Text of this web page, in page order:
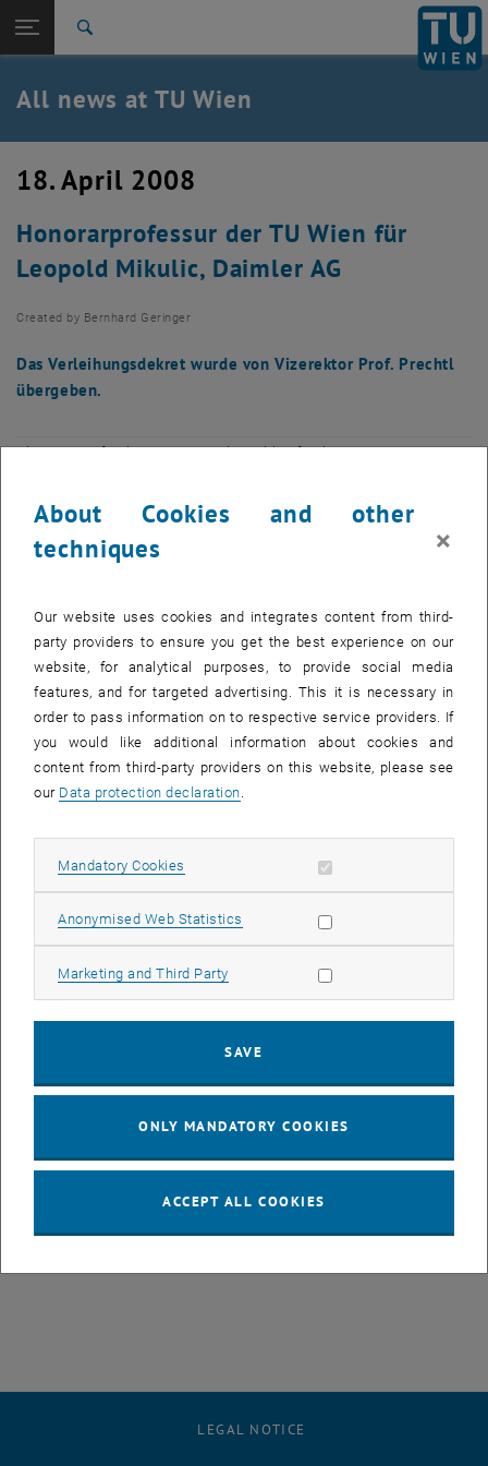
TU Login
Quicklinks
Toggle quicklinks menu
Studies
Career
Back: list subpages of parent page TU Wien Homepage
Back to:
TU Wien Homepage
Overview
All news at TU Wien
18. April 2008
Honorarprofessur der TU Wien für
Leopold Mikulic, Daimler AG
Created by Bernhard Geringer
Das Verleihungsdekret wurde von Vizerektor Prof. Prechtl
übergeben.
The images for this item are only visible after login.
Dr. Leopold Mikulic, Leiter Programm-Management und Entwicklung
PKW-Motoren und Triebstrang der Mercedes-Benz Cars Group,
wurde am 8. April 2008 im Rahmen einer Feier die Honorarprofessur
verliehen.
Mikulic, geboren 1952 in Wien, studierte Maschinenbau an der
Technischen Universität Wien und promovierte mit der Dissertation
„Katalytische Abgasreinigung an kleinvolumigen
Zweitaktottomotoren“. Seine weitere berufliche Laufbahn führte ihn
über die AVL-List GmbH in Graz, Mercedes Benz AG, die Audi AG
Ingolstadt und die Deutz AG Köln im Jahre 2001 wieder nach
Stuttgart zu seiner aktuellen Funktion bei der Daimler AG.
Prof. Mikulic wird am Institut für Verbrennungskraftmaschinen und
Kraftfahrzeugbau der TU Wien ab dem Sommersemester 2008 die
Studenten einen breit gefächerten Einblick in diese aktuelle
alternativen Kraftstoffen bzw. Energiespeichern und weiter
Die TU Wien ergänzt damit die Reihe hochkarätiger Fachleute aus
Einblick in den aktuellen Stand der Entwicklung, sowie in
Zukunftstrends geben und neben wissenschaftlich-technischen
LEGAL NOTICE
About Cookies and other
techniques
×
Our website uses cookies and integrates content from third-
party providers to ensure you get the best experience on our
website, for analytical purposes, to provide social media
features, and for targeted advertising. This it is necessary in
order to pass information on to respective service providers. If
you would like additional information about cookies and
content from third-party providers on this website, please see
our Data protection declaration.
Mandatory Cookies Allow mandatory cookies
Anonymised Web Statistics Allow statistic cookies
Marketing and Third Party Allow marketing cookies
SAVE
ONLY MANDATORY COOKIES
ACCEPT ALL COOKIES